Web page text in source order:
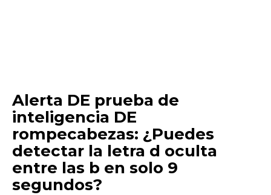
Alerta DE prueba de
inteligencia DE
rompecabezas: ¿Puedes
detectar la letra d oculta
entre las b en solo 9
segundos?